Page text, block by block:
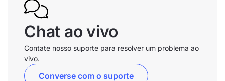
Chat ao vivo
Contate nosso suporte para resolver um problema ao
vivo.
Converse com o suporte